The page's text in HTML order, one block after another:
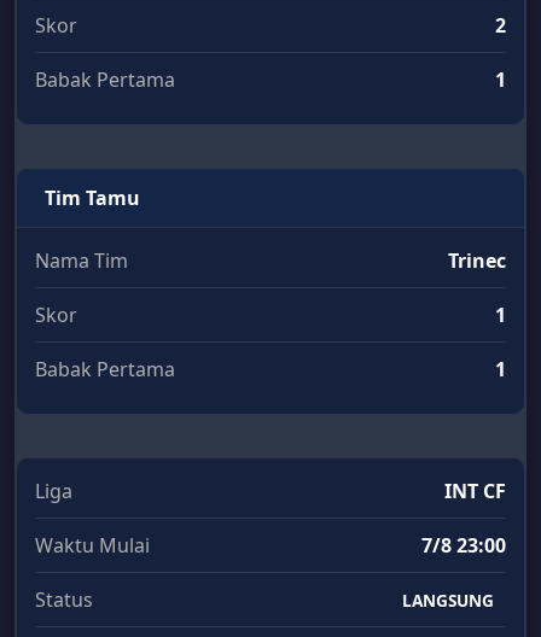
Skor 2
Babak Pertama 1
Tim Tamu
Nama Tim Trinec
Skor 1
Babak Pertama 1
Liga INT CF
Waktu Mulai 7/8 23:00
Status LANGSUNG